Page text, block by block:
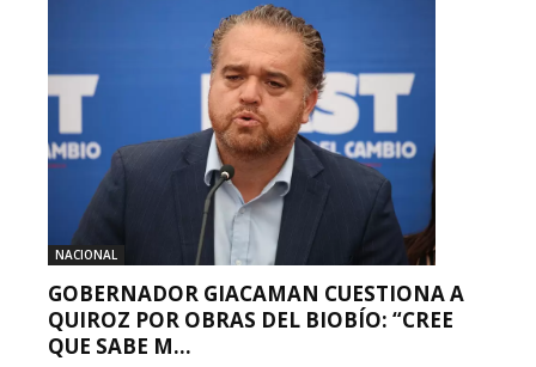
NACIONAL
GOBERNADOR GIACAMAN CUESTIONA A
QUIROZ POR OBRAS DEL BIOBÍO: “CREE
QUE SABE M...